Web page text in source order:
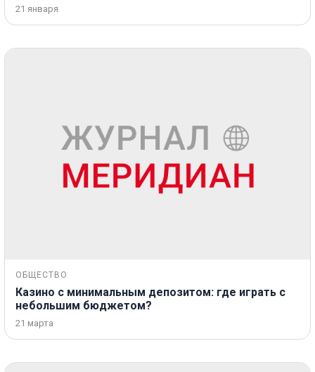
21 января
ОБЩЕСТВО
Казино с минимальным депозитом: где играть с
небольшим бюджетом?
21 марта